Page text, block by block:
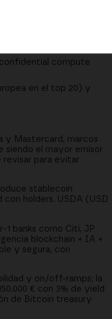
compute
en el top 20) y
y Mastercard, marcos
siendo el mayor emisor
para evitar
stablecoin
holders. USDA (USD
1 banks como Citi, JP
blockchain + IA +
y segura, con
y on/off-ramps; la
€ con 3% de yield
de Bitcoin treasury